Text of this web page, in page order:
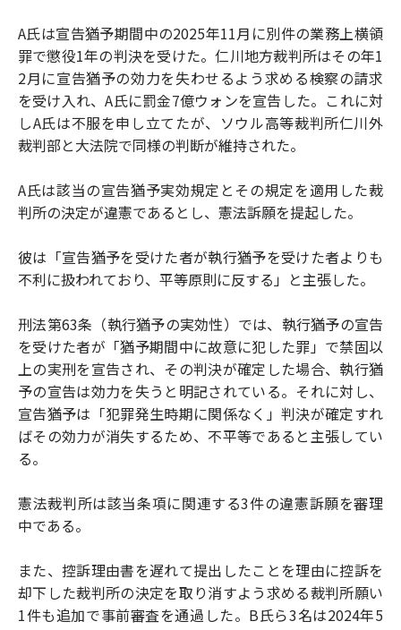
A氏は宣告猶予期間中の2025年11月に別件の業務上横領
罪で懲役1年の判決を受けた。仁川地方裁判所はその年1
2月に宣告猶予の効力を失わせるよう求める検察の請求
を受け入れ、A氏に罰金7億ウォンを宣告した。これに対
しA氏は不服を申し立てたが、ソウル高等裁判所仁川外
裁判部と大法院で同様の判断が維持された。
A氏は該当の宣告猶予実効規定とその規定を適用した裁
判所の決定が違憲であるとし、憲法訴願を提起した。
彼は「宣告猶予を受けた者が執行猶予を受けた者よりも
不利に扱われており、平等原則に反する」と主張した。
刑法第63条（執行猶予の実効性）では、執行猶予の宣告
を受けた者が「猶予期間中に故意に犯した罪」で禁固以
上の実刑を宣告され、その判決が確定した場合、執行猶
予の宣告は効力を失うと明記されている。それに対し、
宣告猶予は「犯罪発生時期に関係なく」判決が確定すれ
ばその効力が消失するため、不平等であると主張してい
る。
憲法裁判所は該当条項に関連する3件の違憲訴願を審理
中である。
また、控訴理由書を遅れて提出したことを理由に控訴を
却下した裁判所の決定を取り消すよう求める裁判所願い
1件も追加で事前審査を通過した。B氏ら3名は2024年5